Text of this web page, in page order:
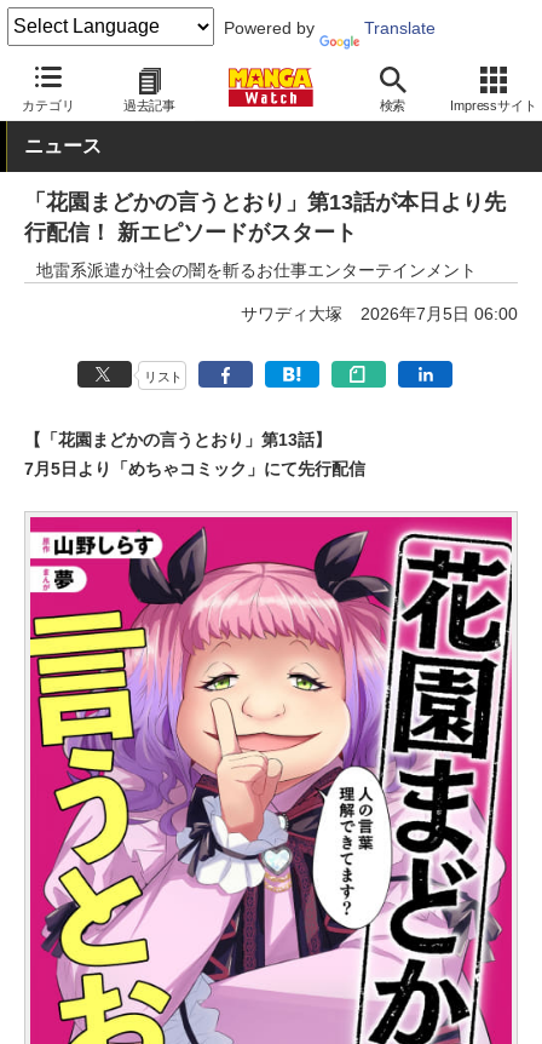
Powered by Translate
カテゴリ 過去記事 検索 Impressサイト
MANGA Watch 女性
ニュース
「花園まどかの言うとおり」第13話が本日より先
行配信！ 新エピソードがスタート
地雷系派遣が社会の闇を斬るお仕事エンターテインメント
サワディ大塚 2026年7月5日 06:00
リスト
【「花園まどかの言うとおり」第13話】
7月5日より「めちゃコミック」にて先行配信